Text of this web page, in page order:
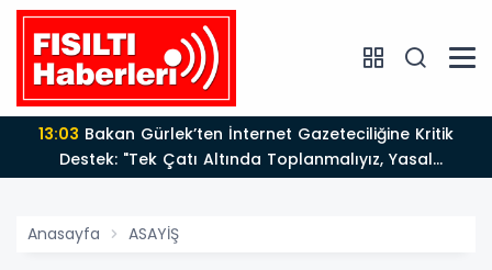
13:03
Destek: "Tek Çatı Altında Toplanmalıyız, Yasal
Düzenlemeye Hazırız"
Anasayfa ASAYİŞ